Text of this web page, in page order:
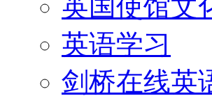
英国使馆文
英语学习
剑桥在线英